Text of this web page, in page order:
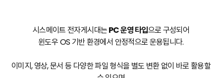
시스메이트 전자게시대는PC 운영 타입으로 구성되어
윈도우 OS 기반 환경에서 안정적으로 운용됩니다.
이미지, 영상, 문서 등 다양한 파일 형식을 별도 변환 없이 바로 활용할